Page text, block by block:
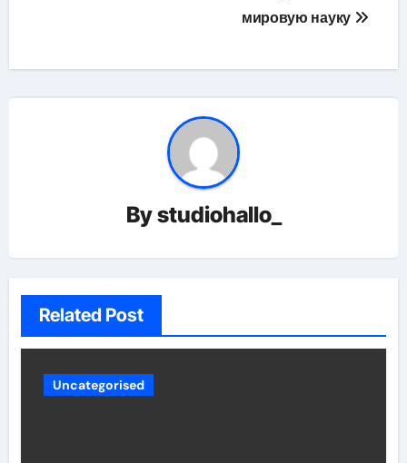
мировую науку
Bystudiohallo_
Related Post
Uncategorised